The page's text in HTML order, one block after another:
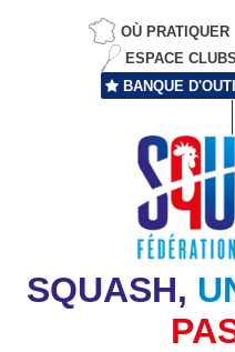
OÙ PRATIQUER
ESPACE
BANQUE
SQUASH,